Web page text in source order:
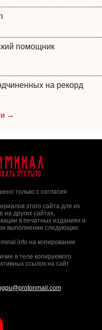
помощник
на рекорд
→
открыто
только с согласия
этого сайта для их
на других сайтах,
в печатных изданиях и
выполнении следующих
на копирование
в теле копируемого
ссылок на сайт